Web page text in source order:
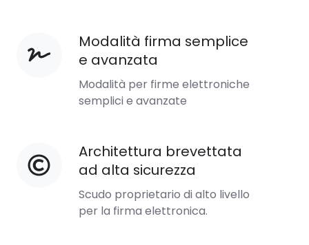
Modalità firma semplice
e avanzata
Modalità per firme elettroniche
semplici e avanzate
firma
Architettura brevettata
ad alta sicurezza
Scudo proprietario di alto livello
per la firma elettronica.
Architettura
brevettata